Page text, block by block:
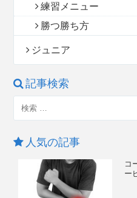
練習メニュー
勝つ勝ち方
ジュニア
記事検索
人気の記事
コ
ー